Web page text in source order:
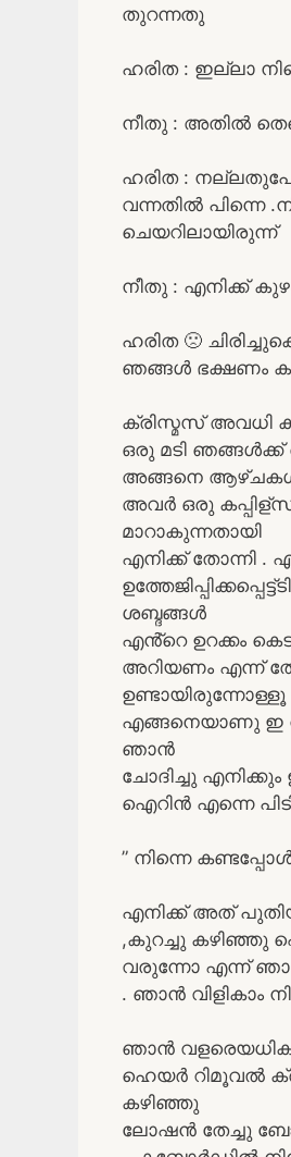
തുറന്നതു
ഹരിത : ഇല്ലാ
നീതു : അതിൽ
ഹരിത :
വന്നതിൽ പിന്നെ
ചെയറിലായിരുന്ന്
നീതു : എനിക്ക്
ഹരിത 🙁
ഞങ്ങൾ ഭക്ഷണം
ക്രിസ്മസ് അവധി
ഒരു മടി ഞങ്ങൾക്ക്
അങ്ങനെ ആഴ്ചകൾ
അവർ ഒരു
മാറാകുന്നതായി
എനിക്ക് തോന്നി .
ശബ്ദങ്ങൾ
എൻ്റെ ഉറക്കം
അറിയണം എന്ന്
ഉണ്ടായിരുന്നോള്ളൂ
എങ്ങനെയാണു ഇ
ഞാൻ
ചോദിച്ചു
ഐറിൻ എന്നെ
” നിന്നെ
എനിക്ക് അത്
,കുറച്ചു കഴിഞ്ഞു
വരുന്നോ എന്ന്
. ഞാൻ വിളികാം
ഞാൻ
ഹെയർ റിമൂവൽ
കഴിഞ്ഞു
ലോഷൻ തേച്ചു